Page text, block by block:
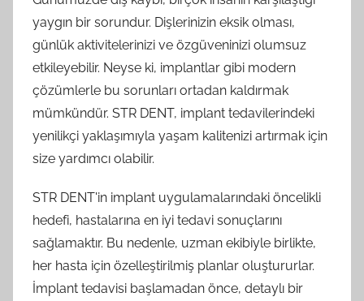
yaygın bir sorundur. Dişlerinizin eksik olması,
günlük aktivitelerinizi ve özgüveninizi olumsuz
etkileyebilir. Neyse ki, implantlar gibi modern
çözümlerle bu sorunları ortadan kaldırmak
mümkündür. STR DENT, implant tedavilerindeki
yenilikçi yaklaşımıyla yaşam kalitenizi artırmak için
size yardımcı olabilir.
STR DENT'in implant uygulamalarındaki öncelikli
hedefi, hastalarına en iyi tedavi sonuçlarını
sağlamaktır. Bu nedenle, uzman ekibiyle birlikte,
her hasta için özelleştirilmiş planlar oluştururlar.
İmplant tedavisi başlamadan önce, detaylı bir